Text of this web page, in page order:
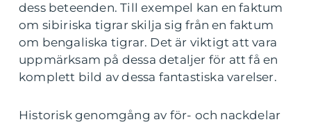
dess beteenden. Till exempel kan en faktum
om sibiriska tigrar skilja sig från en faktum
om bengaliska tigrar. Det är viktigt att vara
uppmärksam på dessa detaljer för att få en
komplett bild av dessa fantastiska varelser.
Historisk genomgång av för- och nackdelar